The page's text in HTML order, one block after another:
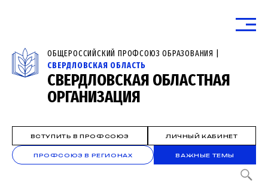
ОБЩЕРОССИЙСКИЙ ПРОФСОЮЗ ОБРАЗОВАНИЯ |
СВЕРДЛОВСКАЯ ОБЛАСТЬ
СВЕРДЛОВСКАЯ ОБЛАСТНАЯ
ОРГАНИЗАЦИЯ
ВСТУПИТЬ В ПРОФСОЮЗ ЛИЧНЫЙ КАБИНЕТ
ПРОФСОЮЗ В РЕГИОНАХ ВАЖНЫЕ ТЕМЫ